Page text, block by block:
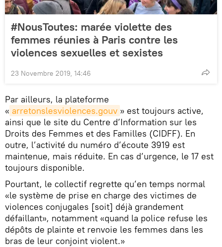
#NousToutes: marée violette des
femmes réunies à Paris contre les
violences sexuelles et sexistes
23 Novembre 2019, 14:46
Par ailleurs, la plateforme
« arretonslesviolences.gouv » est toujours active,
ainsi que le site du Centre d’Information sur les
Droits des Femmes et des Familles (CIDFF). En
outre, l’activité du numéro d’écoute 3919 est
maintenue, mais réduite. En cas d’urgence, le 17 est
toujours disponible.
Pourtant, le collectif regrette qu’en temps normal
«le système de prise en charge des victimes de
violences conjugales [soit] déjà grandement
défaillant», notamment «quand la police refuse les
dépôts de plainte et renvoie les femmes dans les
bras de leur conjoint violent.»